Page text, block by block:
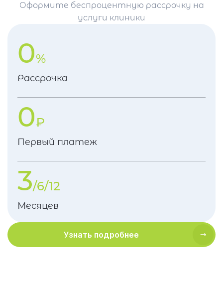
Оформите беспроцентную рассрочку на
услуги клиники
0%
Рассрочка
0₽
Первый платеж
3/6/12
Месяцев
Узнать подробнее